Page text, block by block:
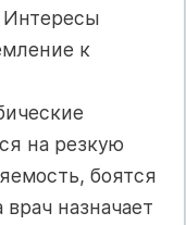
к
на резкую
боятся
назначает